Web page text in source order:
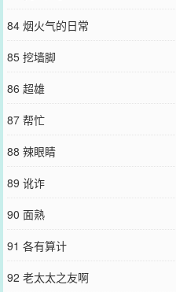
84 烟火气的日常
85 挖墙脚
86 超雄
87 帮忙
88 辣眼睛
89 讹诈
90 面熟
91 各有算计
92 老太太之友啊